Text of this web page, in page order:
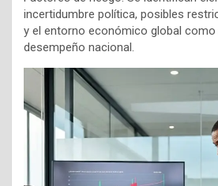
incertidumbre política, posibles
y el entorno económico global como
desempeño nacional.